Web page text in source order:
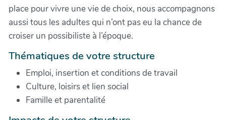
place pour vivre une vie de choix, nous accompagnons
aussi tous les adultes qui n’ont pas eu la chance de
croiser un possibiliste à l’époque.
Thématiques de votre structure
Emploi, insertion et conditions de travail
Culture, loisirs et lien social
Famille et parentalité